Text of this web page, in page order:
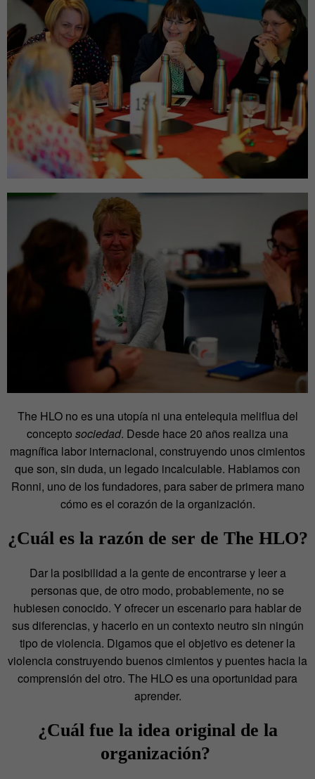
The HLO no es una utopía ni una entelequia meliflua del
concepto sociedad. Desde hace 20 años realiza una
magnífica labor internacional, construyendo unos cimientos
que son, sin duda, un legado incalculable. Hablamos con
Ronni, uno de los fundadores, para saber de primera mano
cómo es el corazón de la organización.
¿Cuál es la razón de ser de The HLO?
Dar la posibilidad a la gente de encontrarse y leer a
personas que, de otro modo, probablemente, no se
hubiesen conocido. Y ofrecer un escenario para hablar de
sus diferencias, y hacerlo en un contexto neutro sin ningún
tipo de violencia. Digamos que el objetivo es detener la
violencia construyendo buenos cimientos y puentes hacia la
comprensión del otro. The HLO es una oportunidad para
aprender.
¿Cuál fue la idea original de la
organización?